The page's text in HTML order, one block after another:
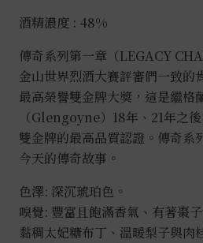
章
0.7L
數
量
酒精濃度 : 48%
傳奇系列第一章（LEGACY
金山世界烈酒大賽評審們一致的
最高榮譽雙金牌大獎，這是繼格
（Glengoyne）18年、21年之
雙金牌的最高品質認證。傳奇系
今天的傳奇故事。
色澤: 深沉琥珀色。
嗅覺: 豐富且飽滿香氣、有著棗
黏稠太妃糖布丁、溫暖梨子與肉